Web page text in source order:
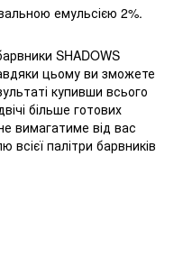
емульсією 2%.
SHADOWS
цьому ви зможете
купивши всього
більше готових
вимагатиме від вас
всієї палітри барвників